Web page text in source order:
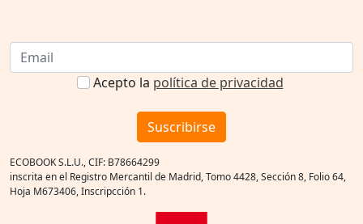
Acepto la política de privacidad
Suscribirse
ECOBOOK S.L.U., CIF: B78664299
inscrita en el Registro Mercantil de Madrid, Tomo 4428, Sección 8, Folio 64,
Hoja M673406, Inscripcción 1.